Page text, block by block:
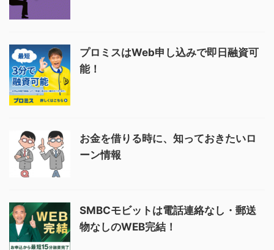
プロミスはWeb申し込みで即日融資可
能！
お金を借りる時に、知っておきたいロ
ーン情報
SMBCモビットは電話連絡なし・郵送
物なしのWEB完結！